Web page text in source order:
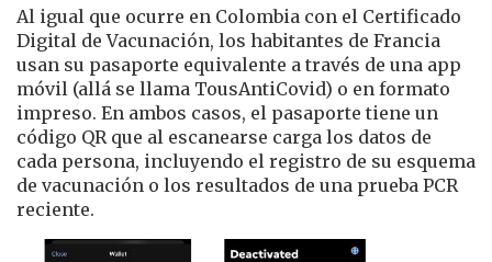
Al igual que ocurre en Colombia con el Certificado
Digital de Vacunación, los habitantes de Francia
usan su pasaporte equivalente a través de una app
móvil (allá se llama TousAntiCovid) o en formato
impreso. En ambos casos, el pasaporte tiene un
código QR que al escanearse carga los datos de
cada persona, incluyendo el registro de su esquema
de vacunación o los resultados de una prueba PCR
reciente.